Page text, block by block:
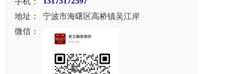
地址：
宁波市海曙区高桥镇吴江岸
微信：